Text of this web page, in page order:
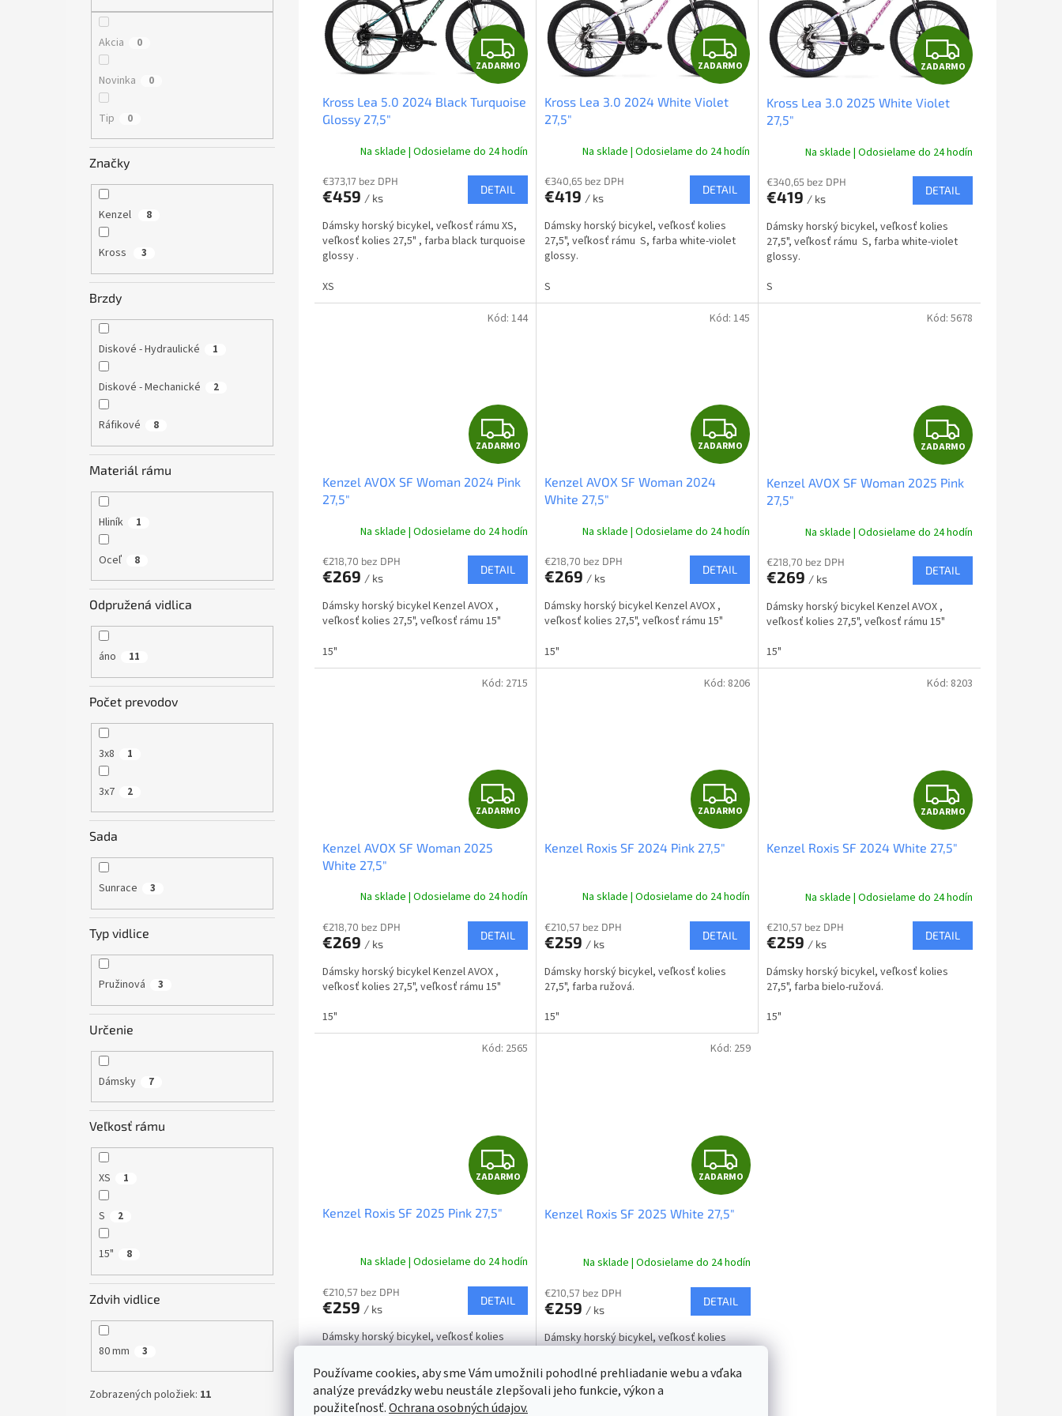
Používame cookies, aby sme Vám umožnili pohodlné prehliadanie webu a vďaka
analýze prevádzky webu neustále zlepšovali jeho funkcie, výkon a
použiteľnosť.Ochrana osobných údajov.
Akcia 0
Novinka 0
Tip 0
Značky
Kenzel 8
Kross 3
Brzdy
Diskové - Hydraulické 1
Diskové - Mechanické 2
Ráfikové 8
Materiál rámu
Hliník 1
Oceľ 8
Odpružená vidlica
áno 11
Počet prevodov
3x8 1
3x7 2
Sada
Sunrace 3
Typ vidlice
Pružinová 3
Určenie
Dámsky 7
Veľkosť rámu
XS 1
S 2
15" 8
Zdvih vidlice
80 mm 3
Zobrazených položiek: 11
Z
A
D
A
R
M
O
ZADARMO
Kross Lea 5.0 2024 Black Turquoise
Glossy 27,5"
Na sklade | Odosielame do 24 hodín
€373,17 bez DPH
€459 / ks
DETAIL
Dámsky horský bicykel, veľkosť rámu XS,
veľkosť kolies 27,5" , farba black turquoise
glossy .
XS
Z
A
A
R
M
ZADARMO
Kross Lea 3.0 2024 White Violet
27,5"
Na sklade | Odosielame do 24 hodín
€340,65 bez DPH
€419 / ks
DETAIL
Dámsky horský bicykel, veľkosť kolies
27,5", veľkosť rámu S, farba white-violet
glossy.
S
Z
A
A
R
M
ZADARMO
Kross Lea 3.0 2025 White Violet
27,5"
Na sklade | Odosielame do 24 hodín
€340,65 bez DPH
€419 / ks
DETAIL
Dámsky horský bicykel, veľkosť kolies
27,5", veľkosť rámu S, farba white-violet
glossy.
S
Z
A
D
A
R
M
ZADARMO
Kenzel AVOX SF Woman 2024 Pink
27,5"
Na sklade | Odosielame do 24 hodín
€218,70 bez DPH
€269 / ks
DETAIL
Dámsky horský bicykel Kenzel AVOX ,
veľkosť kolies 27,5", veľkosť rámu 15"
15"
Kód: 144
Z
A
A
R
M
ZADARMO
Kenzel AVOX SF Woman 2024
White 27,5"
Na sklade | Odosielame do 24 hodín
€218,70 bez DPH
€269 / ks
DETAIL
Dámsky horský bicykel Kenzel AVOX ,
veľkosť kolies 27,5", veľkosť rámu 15"
15"
Kód: 145
Z
A
D
A
R
M
ZADARMO
Kenzel AVOX SF Woman 2025 Pink
27,5"
Na sklade | Odosielame do 24 hodín
€218,70 bez DPH
€269 / ks
DETAIL
Dámsky horský bicykel Kenzel AVOX ,
veľkosť kolies 27,5", veľkosť rámu 15"
15"
Kód: 5678
Z
A
A
R
M
ZADARMO
Kenzel AVOX SF Woman 2025
White 27,5"
Na sklade | Odosielame do 24 hodín
€218,70 bez DPH
€269 / ks
DETAIL
Dámsky horský bicykel Kenzel AVOX ,
veľkosť kolies 27,5", veľkosť rámu 15"
15"
Kód: 2715
Z
A
A
R
M
ZADARMO
Kenzel Roxis SF 2024 Pink 27,5"
Na sklade | Odosielame do 24 hodín
€210,57 bez DPH
€259 / ks
DETAIL
Dámsky horský bicykel, veľkosť kolies
27,5", farba ružová.
15"
Kód: 8206
Z
A
A
R
M
ZADARMO
Kenzel Roxis SF 2024 White 27,5"
Na sklade | Odosielame do 24 hodín
€210,57 bez DPH
€259 / ks
DETAIL
Dámsky horský bicykel, veľkosť kolies
27,5", farba bielo-ružová.
15"
Kód: 8203
Z
A
A
R
M
ZADARMO
Kenzel Roxis SF 2025 Pink 27,5"
Na sklade | Odosielame do 24 hodín
€210,57 bez DPH
€259 / ks
DETAIL
Dámsky horský bicykel, veľkosť kolies
15"
Kód: 2565
Z
A
A
R
M
ZADARMO
Kenzel Roxis SF 2025 White 27,5"
Na sklade | Odosielame do 24 hodín
€210,57 bez DPH
€259 / ks
DETAIL
Dámsky horský bicykel, veľkosť kolies
15"
Kód: 259